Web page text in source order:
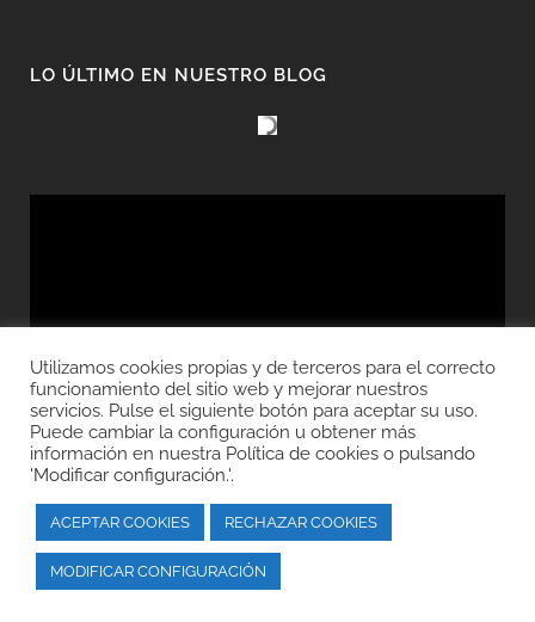
LO ÚLTIMO EN NUESTRO BLOG
Utilizamos cookies propias y de terceros para el correcto
funcionamiento del sitio web y mejorar nuestros
servicios. Pulse el siguiente botón para aceptar su uso.
Puede cambiar la configuración u obtener más
información en nuestra Política de cookies o pulsando
'Modificar configuración.'.
ACEPTAR COOKIES RECHAZAR COOKIES
MODIFICAR CONFIGURACIÓN